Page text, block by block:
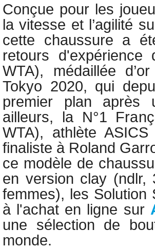
Conçue pour les
la vitesse et l’agilité
cette chaussure a
retours
WTA), médaillée
Tokyo 2020, qui
premier plan après
ailleurs, la N°1
WTA), athlète
finaliste à Roland
ce modèle de
en version clay (ndlr,
femmes), les Solution
à l'achat en ligne sur
une sélection de
monde.